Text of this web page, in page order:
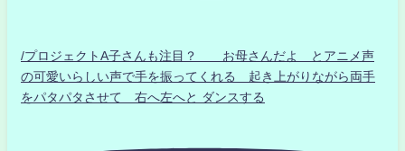
/プロジェクトA子さんも注目？ お母さんだよ とアニメ声
の可愛いらしい声で手を振ってくれる 起き上がりながら両手
をパタパタさせて 右へ左へと ダンスする